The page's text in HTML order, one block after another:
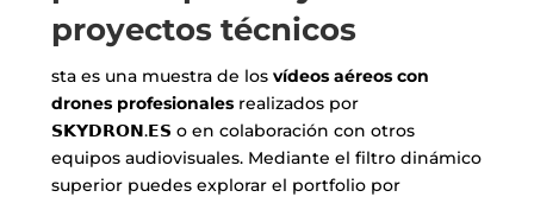
proyectos técnicos
sta es una muestra de los vídeos aéreos con
drones profesionalesrealizados por
𝗦𝗞𝗬𝗗𝗥𝗢𝗡.𝗘𝗦 o en colaboración con otros
equipos audiovisuales. Mediante el filtro dinámico
superior puedes explorar el portfolio por